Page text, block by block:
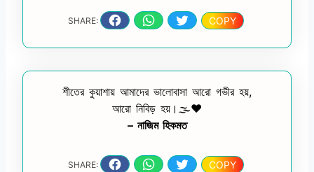
SHARE: COPY
শীতের কুয়াশায় আমাদের ভালোবাসা আরো গভীর হয়,
আরো নিবিড় হয়।🌫️❤️
– নাজিম হিকমত
SHARE: COPY